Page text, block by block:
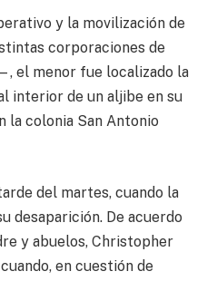
y la movilización de
corporaciones de
el menor fue localizado la
interior de un aljibe en su
la colonia San Antonio
del martes, cuando la
desaparición. De acuerdo
y abuelos, Christopher
en cuestión de